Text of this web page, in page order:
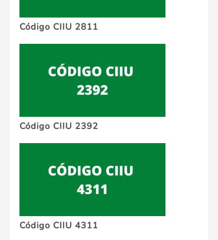
Código CIIU 2811
Código CIIU 2392
Código CIIU 4311